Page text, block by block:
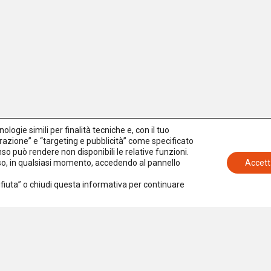
simili per finalità tecniche e, con il tuo
e “targeting e pubblicità” come specificato
può rendere non disponibili le relative funzioni.
in qualsiasi momento, accedendo al pannello
o chiudi questa informativa per continuare